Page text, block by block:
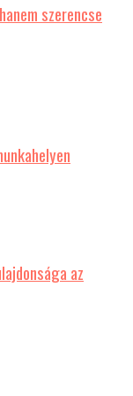
szerencse
az